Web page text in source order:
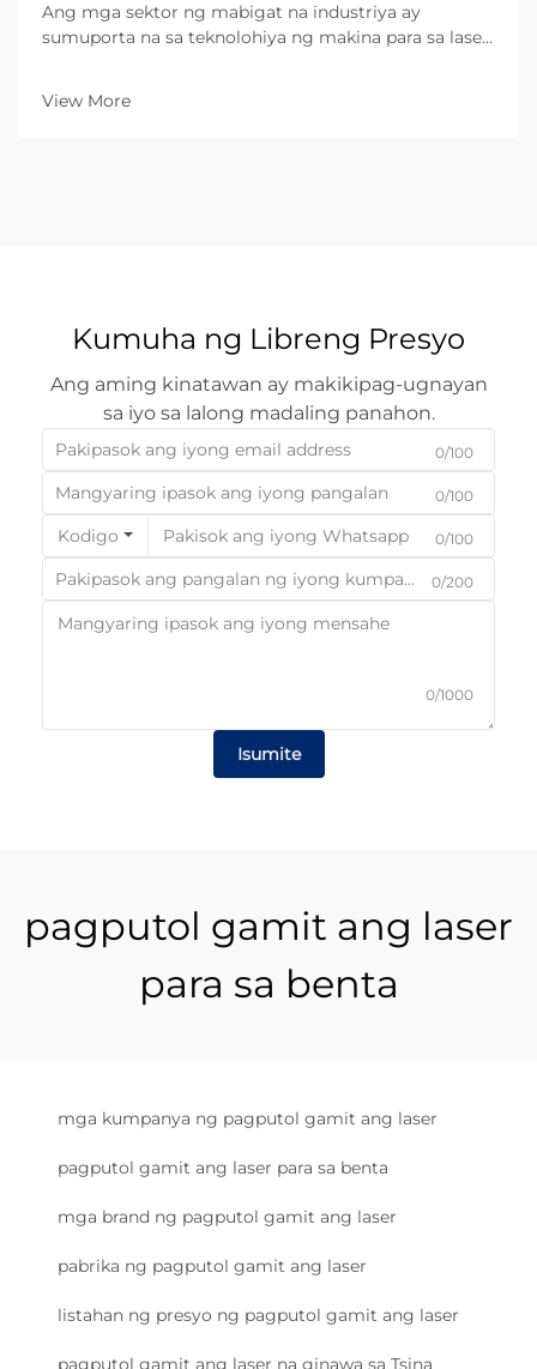
Ang mga sektor ng mabigat na industriya ay
sumuporta na sa teknolohiya ng makina para sa laser
malalawak na operasyon ng paggawa ng metal. Ang
View More
Kumuha ng Libreng Presyo
Ang aming kinatawan ay makikipag-ugnayan
sa iyo sa lalong madaling panahon.
0/100
0/100
Kodigo 0/100
0/200
0/1000
Isumite
pagputol gamit ang laser
para sa benta
mga kumpanya ng pagputol gamit ang laser
pagputol gamit ang laser para sa benta
mga brand ng pagputol gamit ang laser
pabrika ng pagputol gamit ang laser
listahan ng presyo ng pagputol gamit ang laser
pagputol gamit ang laser na ginawa sa Tsina